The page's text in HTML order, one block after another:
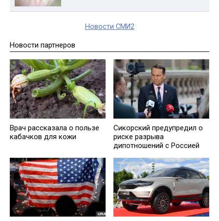
Новости СМИ2
Новости партнеров
Врач рассказала о пользе
кабачков для кожи
Сикорский предупредил о
риске разрыва
дипотношений с Россией